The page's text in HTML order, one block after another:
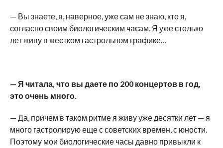
— Вы знаете, я, наверное, уже сам не знаю, кто я,
согласно своим биологическим часам. Я уже столько
лет живу в жестком гастрольном графике…
— Я читала, что вы даете по 200 концертов в год,
это очень много.
— Да, причем в таком ритме я живу уже десятки лет — я
много гастролирую еще с советских времен, с юности.
Поэтому мои биологические часы давно привыкли к